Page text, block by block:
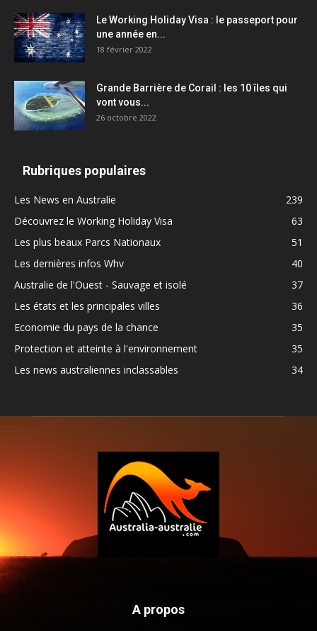
Le Working Holiday Visa : le passeport pour
une année en...
18 février 2022
Grande Barrière de Corail : les 10 îles qui
vont vous...
26 octobre 2022
Rubriques populaires
Les News en Australie
239
Découvrez le Working Holiday Visa
63
Les plus beaux Parcs Nationaux
51
Les dernières infos Whv
40
Australie de l'Ouest - Sauvage et isolé
37
Les états et les principales villes
36
Economie du pays de la chance
35
Protection et atteinte à l'environnement
35
Les news australiennes inclassables
34
A propos